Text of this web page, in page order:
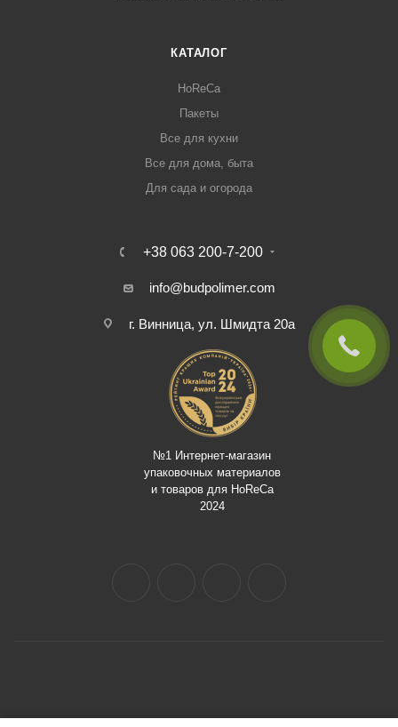
КАТАЛОГ
HoReCa
Пакеты
Все для кухни
Все для дома, быта
Для сада и огорода
+38 063 200-7-200
info@budpolimer.com
г. Винница, ул. Шмидта 20а
№1 Интернет-магазин
упаковочных материалов
и товаров для HoReCa
2024